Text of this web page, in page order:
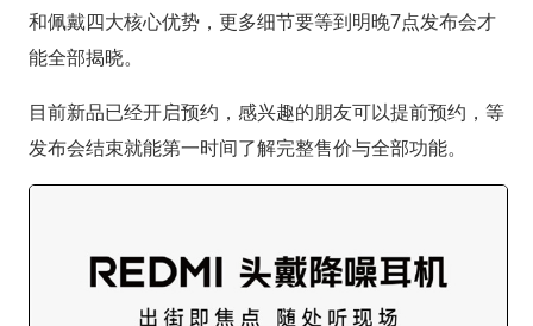
和佩戴四大核心优势，更多细节要等到明晚7点发布会才
能全部揭晓。
目前新品已经开启预约，感兴趣的朋友可以提前预约，等
发布会结束就能第一时间了解完整售价与全部功能。